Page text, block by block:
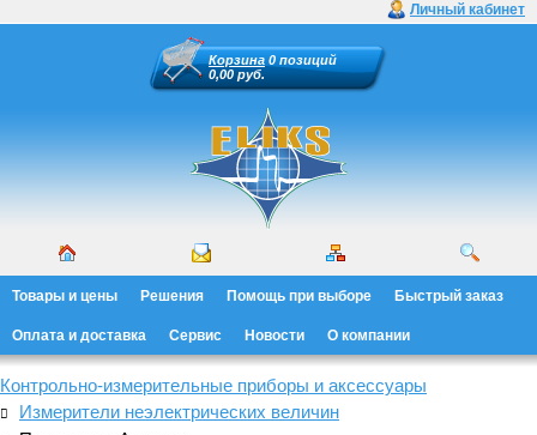
Личный кабинет
Корзина 0 позиций
0,00 руб.
Товары и цены Решения Помощь при выборе Быстрый заказ
Оплата и доставка Сервис Новости О компании
Контрольно-измерительные приборы и аксессуары
Измерители неэлектрических величин